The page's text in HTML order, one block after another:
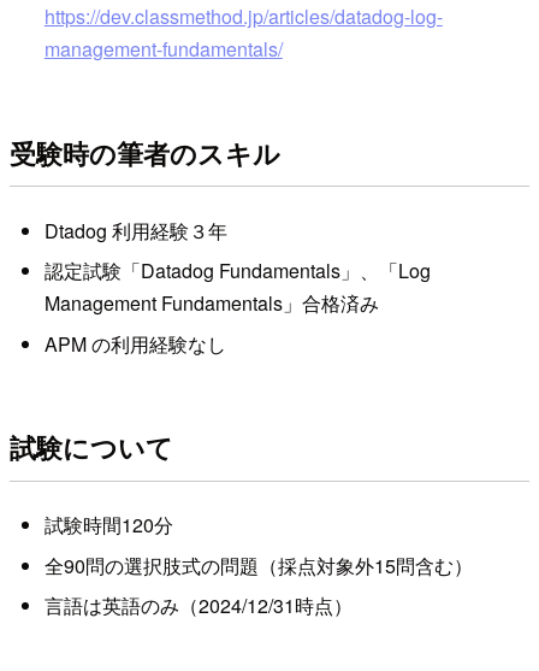
https://dev.classmethod.jp/articles/datadog-log-
management-fundamentals/
受験時の筆者のスキル
Dtadog 利用経験３年
認定試験「Datadog Fundamentals」、「Log
Management Fundamentals」合格済み
APM の利用経験なし
試験について
試験時間120分
全90問の選択肢式の問題（採点対象外15問含む）
言語は英語のみ（2024/12/31時点）